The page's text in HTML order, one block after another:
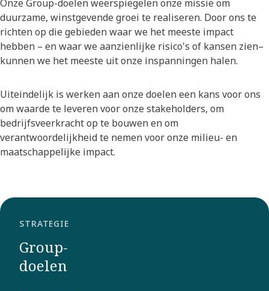
Onze Group-doelen weerspiegelen onze missie om
duurzame, winstgevende groei te realiseren. Door ons te
richten op die gebieden waar we het meeste impact
hebben – en waar we aanzienlijke risico's of kansen zien–
kunnen we het meeste uit onze inspanningen halen.​
Uiteindelijk is werken aan onze doelen een kans voor ons
om waarde te leveren voor onze stakeholders, om
bedrijfsveerkracht op te bouwen en om
verantwoordelijkheid te nemen voor onze milieu- en
maatschappelijke impact.​
STRATEGIE
Group-
doelen